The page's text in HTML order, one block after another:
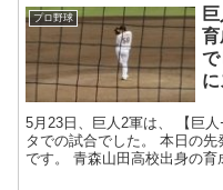
プロ野球
5月23日、巨人2軍は、 【巨
タでの試合でした。 本日の
です。 青森山田高校出身の